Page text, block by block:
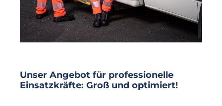
Unser Angebot für professionelle
Einsatzkräfte: Groß und optimiert!